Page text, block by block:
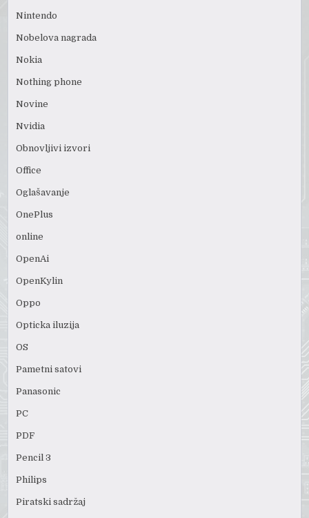
Nintendo
Nobelova nagrada
Nokia
Nothing phone
Novine
Nvidia
Obnovljivi izvori
Office
Oglašavanje
OnePlus
online
OpenAi
OpenKylin
Oppo
Opticka iluzija
OS
Pametni satovi
Panasonic
PC
PDF
Pencil 3
Philips
Piratski sadržaj